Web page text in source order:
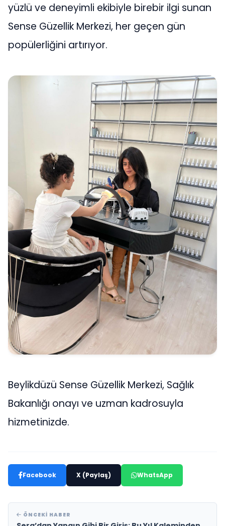
yüzlü ve deneyimli ekibiyle birebir ilgi sunan
Sense Güzellik Merkezi, her geçen gün
popülerliğini artırıyor.
Beylikdüzü Sense Güzellik Merkezi, Sağlık
Bakanlığı onayı ve uzman kadrosuyla
hizmetinizde.
Facebook X (Paylaş) WhatsApp
ÖNCEKI HABER